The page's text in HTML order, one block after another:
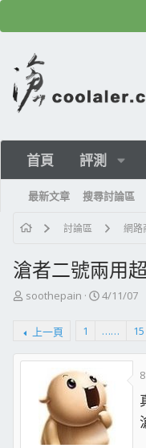
首頁 評測
最新文章 搜尋討論區
討論區 網路
滄者二號兩用
主
人
soothepain
開
4/11/07
上一頁 1 …… 15